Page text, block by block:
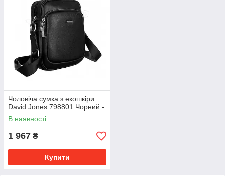
Чоловіча сумка з екошкіри
David Jones 798801 Чорний -
В наявності
1 967 ₴
Купити